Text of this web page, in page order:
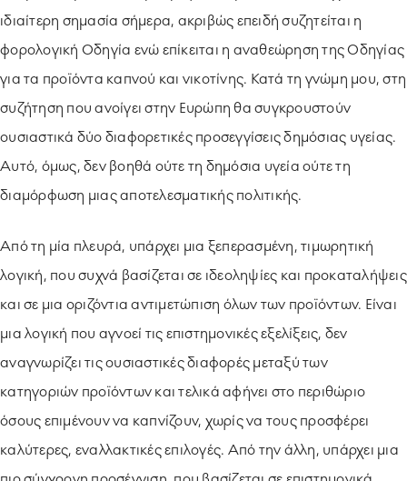
ιδιαίτερη σημασία σήμερα, ακριβώς επειδή συζητείται η
φορολογική Οδηγία ενώ επίκειται η αναθεώρηση της Οδηγίας
για τα προϊόντα καπνού και νικοτίνης. Κατά τη γνώμη μου, στη
συζήτηση που ανοίγει στην Ευρώπη θα συγκρουστούν
ουσιαστικά δύο διαφορετικές προσεγγίσεις δημόσιας υγείας.
Αυτό, όμως, δεν βοηθά ούτε τη δημόσια υγεία ούτε τη
διαμόρφωση μιας αποτελεσματικής πολιτικής.
Από τη μία πλευρά, υπάρχει μια ξεπερασμένη, τιμωρητική
λογική, που συχνά βασίζεται σε ιδεοληψίες και προκαταλήψεις
και σε μια οριζόντια αντιμετώπιση όλων των προϊόντων. Είναι
μια λογική που αγνοεί τις επιστημονικές εξελίξεις, δεν
αναγνωρίζει τις ουσιαστικές διαφορές μεταξύ των
κατηγοριών προϊόντων και τελικά αφήνει στο περιθώριο
όσους επιμένουν να καπνίζουν, χωρίς να τους προσφέρει
καλύτερες, εναλλακτικές επιλογές. Από την άλλη, υπάρχει μια